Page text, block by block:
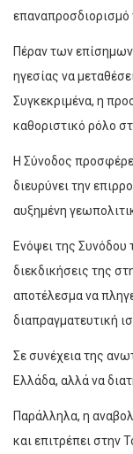
επαναπροσδιορισμό
Πέραν των
ηγεσίας να
Συγκεκριμένα, η
καθοριστικό ρόλο
Η Σύνοδος
διευρύνει την
αυξημένη
Ενόψει της Συνόδου
διεκδικήσεις της
αποτέλεσμα να
διαπραγματευτική
Σε συνέχεια της
Ελλάδα, αλλά να
Παράλληλα, η
και επιτρέπει στην